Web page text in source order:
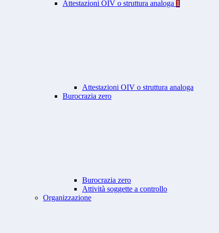
Attestazioni OIV o struttura analoga 1
Attestazioni OIV o struttura analoga
Burocrazia zero
Burocrazia zero
Attività soggette a controllo
Organizzazione